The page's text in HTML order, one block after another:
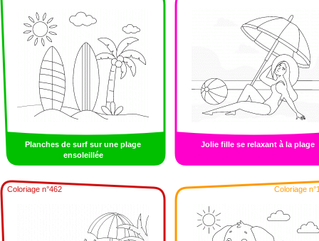
Planches de surf sur une plage
ensoleillée
Jolie fille se relaxant à la plage
Coloriage n°462 Coloriage